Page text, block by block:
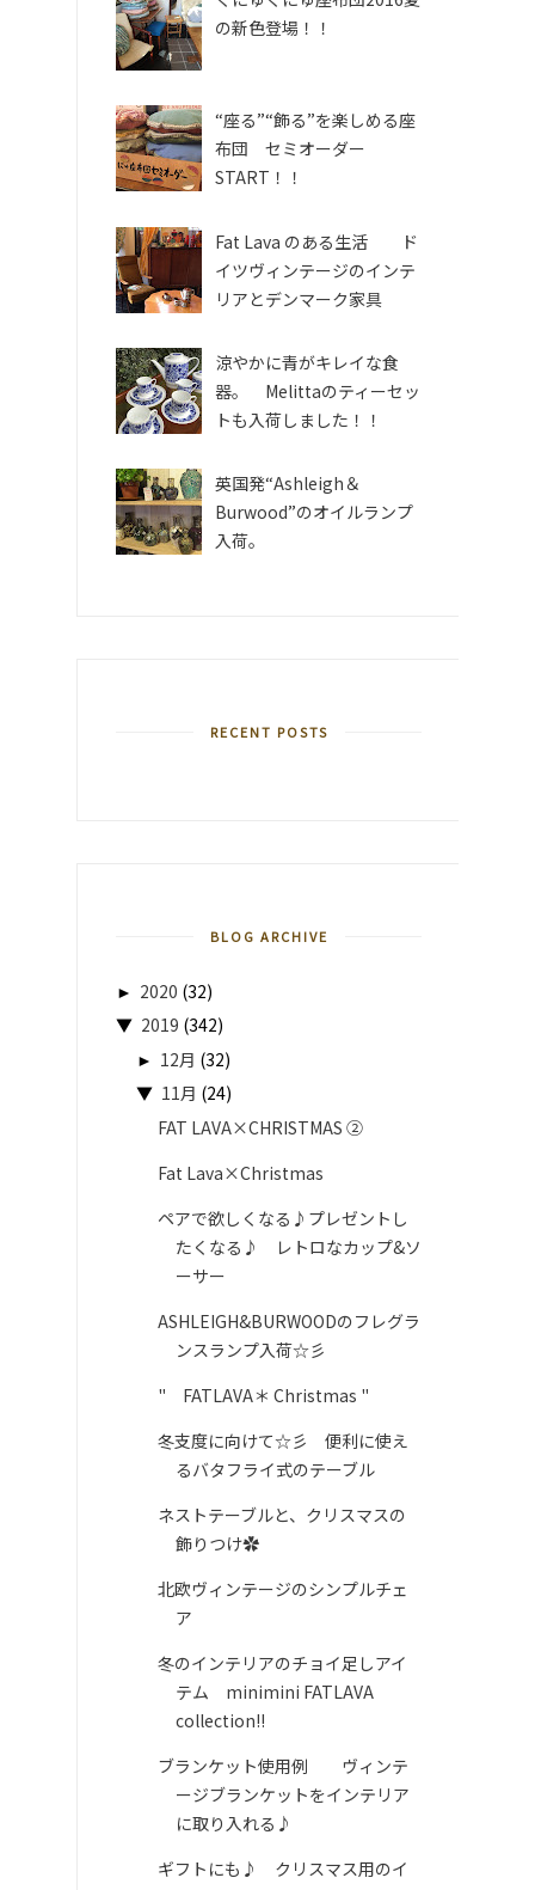
の新色登場！！
“座る”“飾る”を楽しめる座
布団 セミオーダー
START！！
Fat Lava のある生活 ド
イツヴィンテージのインテ
リアとデンマーク家具
涼やかに青がキレイな食
器。 Melittaのティーセッ
トも入荷しました！！
英国発“Ashleigh＆
Burwood”のオイルランプ
入荷。
RECENT POSTS
BLOG ARCHIVE
► 2020 (32)
▼ 2019 (342)
► 12月 (32)
▼ 11月 (24)
FAT LAVA×CHRISTMAS ②
Fat Lava×Christmas
ペアで欲しくなる♪プレゼントし
たくなる♪ レトロなカップ&ソ
ーサー
ASHLEIGH&BURWOODのフレグラ
ンスランプ入荷☆彡
" FATLAVA＊ Christmas "
冬支度に向けて☆彡 便利に使え
るバタフライ式のテーブル
ネストテーブルと、クリスマスの
飾りつけ✿
北欧ヴィンテージのシンプルチェ
ア
冬のインテリアのチョイ足しアイ
テム minimini FATLAVA
collection!!
ブランケット使用例 ヴィンテ
ージブランケットをインテリア
に取り入れる♪
ギフトにも♪ クリスマス用のイ